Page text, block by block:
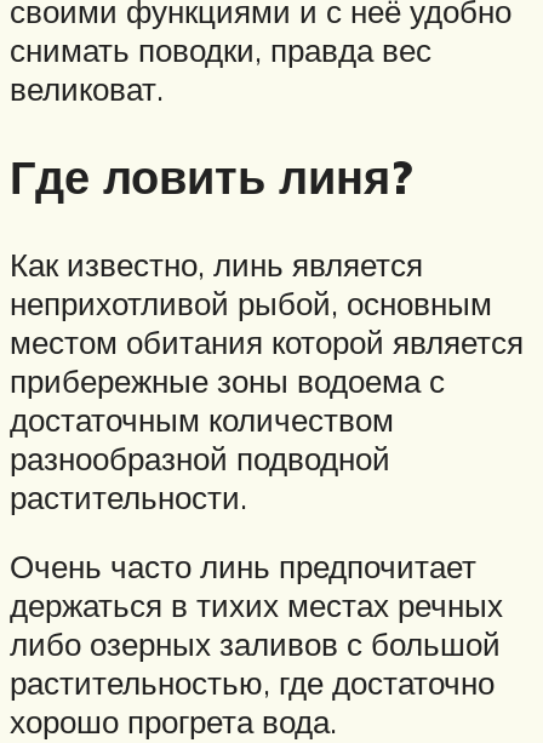
своими функциями и с неё удобно
снимать поводки, правда вес
великоват.
Где ловить линя?
Как известно, линь является
неприхотливой рыбой, основным
местом обитания которой является
прибережные зоны водоема с
достаточным количеством
разнообразной подводной
растительности.
Очень часто линь предпочитает
держаться в тихих местах речных
либо озерных заливов с большой
растительностью, где достаточно
хорошо прогрета вода.